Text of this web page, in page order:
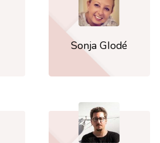
Sonja Glodé